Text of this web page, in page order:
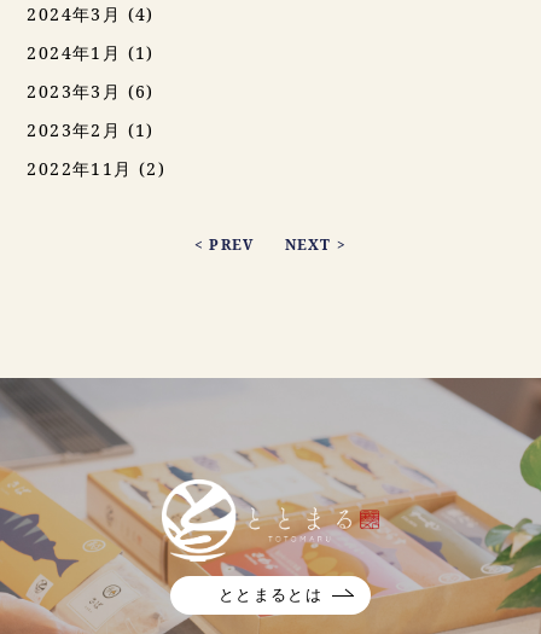
2024年3月 (4)
2024年1月 (1)
2023年3月 (6)
2023年2月 (1)
2022年11月 (2)
< PREV NEXT >
ととまるとは